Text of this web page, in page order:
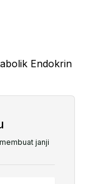
Endokrin
janji